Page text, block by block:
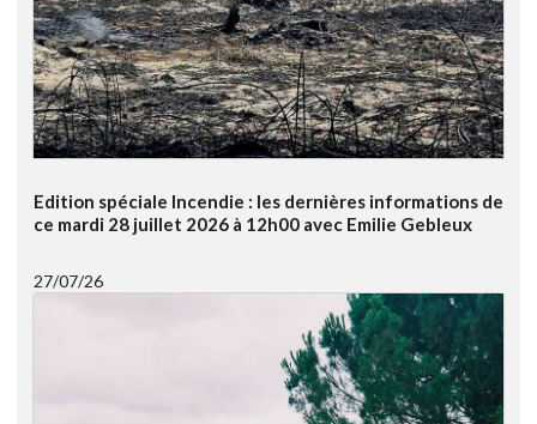
Edition spéciale Incendie : les dernières informations de
ce mardi 28 juillet 2026 à 12h00 avec Emilie Gebleux
27/07/26